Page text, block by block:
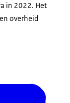
in 2022. Het
overheid